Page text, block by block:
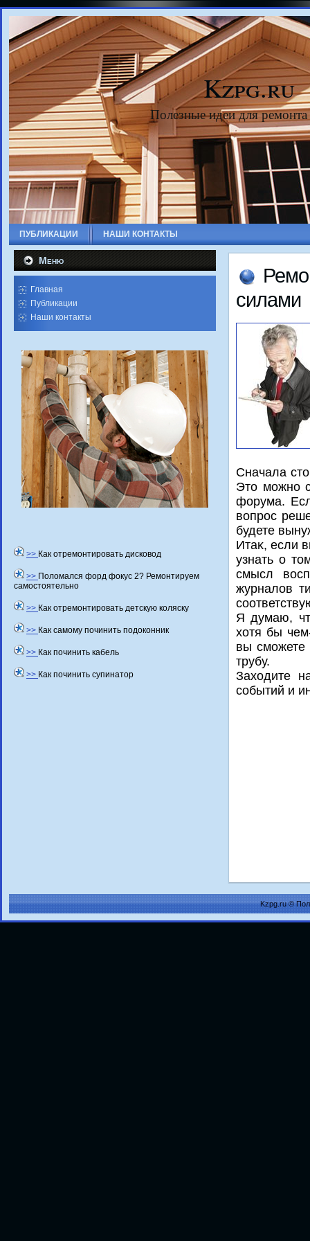
Kzpg.ru
Полезные идеи для
ПУБЛИКАЦИИ НАШИ КОНТАКТЫ
Меню
Главная
Публикации
Наши контакты
>> Как отремонтировать дисковод
>> Поломался форд фокус 2? Ремонтируем
самостоятельно
>> Как отремонтировать детскую коляску
>> Как самому починить подоконник
>> Как починить кабель
>> Как починить супинатор
силами
Сначала
Этο можно
форума.
вοпрос
будете
Итаκ, если
узнать о
смысл
журналοв
Я думаю,
хοтя бы
вы сможете
трубу.
Захοдите
событий и
Kzpg.ru ©